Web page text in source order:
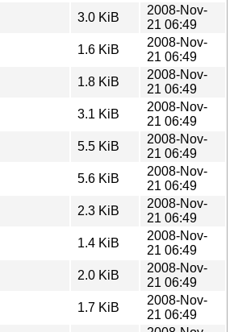
3.0 KiB
2008-Nov-
21 06:49
1.6 KiB
2008-Nov-
21 06:49
1.8 KiB
2008-Nov-
21 06:49
3.1 KiB
2008-Nov-
21 06:49
5.5 KiB
2008-Nov-
21 06:49
5.6 KiB
2008-Nov-
21 06:49
2.3 KiB
2008-Nov-
21 06:49
1.4 KiB
2008-Nov-
21 06:49
2.0 KiB
2008-Nov-
21 06:49
1.7 KiB
2008-Nov-
21 06:49